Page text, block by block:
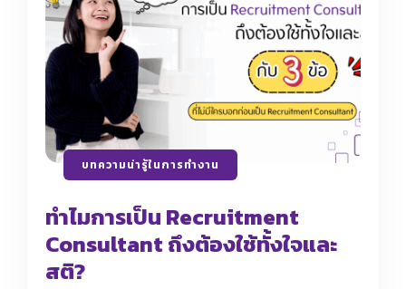
บทความน่ารู้ในการทำงาน
ทำไมการเป็น Recruitment
Consultant ถึงต้องใช้ทั้งใจและ
สติ?